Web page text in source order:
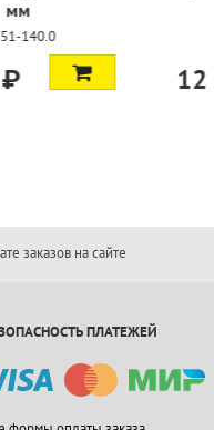
2 650
заказов на сайте
ПЛАТЕЖЕЙ